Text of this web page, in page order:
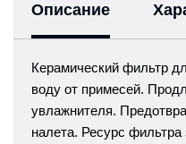
Описание
Керамический фильтр
воду от примесей.
увлажнителя.
налета. Ресурс фильтра